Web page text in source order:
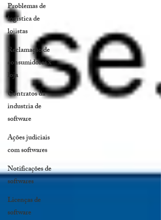
Problemas de
logística de
lojistas
Reclamação de
consumidores x
loja
Contratos da
industria de
software
Ações judiciais
com softwares
Notificações de
softwares
Licenças de
software